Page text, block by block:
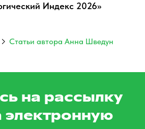
Индекс 2026»
Статьи автора Анна Шведун
на рассылку
электронную